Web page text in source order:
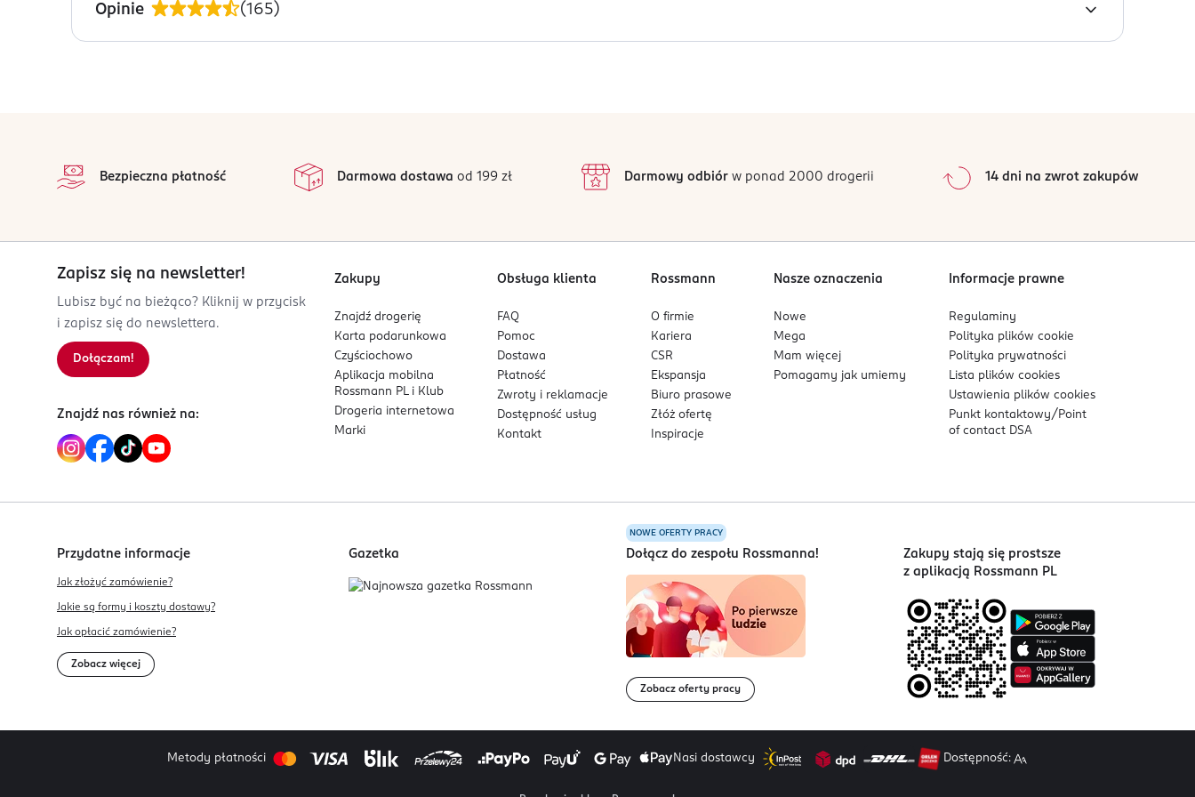
Opinie (165)
2
1
0%
Sortowanie wgdata: od najnowszej
Bezpieczna płatność Darmowa dostawa od 199 zł Darmowy odbiórw ponad 2000 drogerii 14 dni na zwrot zakupów
Zapisz się na newsletter!
Lubisz być na bieżąco? Kliknij w przycisk
i zapisz się do newslettera.
Dołączam!
Znajdź nas również na:
Zakupy
Znajdź drogerię
Karta podarunkowa
Czyściochowo
Aplikacja mobilna
Rossmann PL i Klub
Drogeria internetowa
Marki
Obsługa klienta
FAQ
Pomoc
Dostawa
Płatność
Zwroty i reklamacje
Dostępność usług
Kontakt
Rossmann
O firmie
Kariera
CSR
Ekspansja
Biuro prasowe
Złóż ofertę
Inspiracje
Nasze oznaczenia
Nowe
Mega
Mam więcej
Pomagamy jak umiemy
Informacje prawne
Regulaminy
Polityka plikówcookie
Polityka prywatności
Lista plikówcookies
Ustawienia plikówcookies
Punkt kontaktowy/ Point
of contact DSA
Przydatne informacje
Jak złożyć zamówienie?
Jakie są formy i koszty dostawy?
Jak opłacić zamówienie?
Zobacz więcej
Gazetka
NOWE OFERTY PRACY
Dołącz do zespołu Rossmanna!
Zobacz oferty pracy
Zakupy stają się prostsze
z aplikacją Rossmann PL
Metody płatności Nasi dostawcy Dostępność: